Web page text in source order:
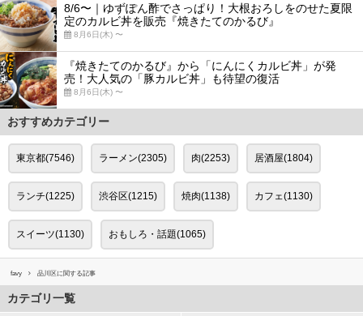
8/6〜｜ゆずぽん酢でさっぱり！大根おろしをのせた夏限
定のカルビ丼を販売『焼きたてのかるび』
8月6日(木) 〜
『焼きたてのかるび』から「にんにくカルビ丼」が発
売！大人気の「豚カルビ丼」も待望の復活
8月6日(木) 〜
おすすめカテゴリー
東京都(7546) ラーメン(2305) 肉(2253) 居酒屋(1804)
ランチ(1225) 渋谷区(1215) 焼肉(1138) カフェ(1130)
スイーツ(1130) おもしろ・話題(1065)
favy 品川区に関する記事
カテゴリ一覧